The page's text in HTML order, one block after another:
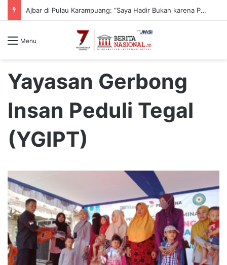
Ajbar di Pulau Karampuang: “Saya Hadir Bukan karena Pemilu, tapi karena Tanggung Jawab Moral”
Menu
Yayasan Gerbong
Insan Peduli Tegal
(YGIPT)